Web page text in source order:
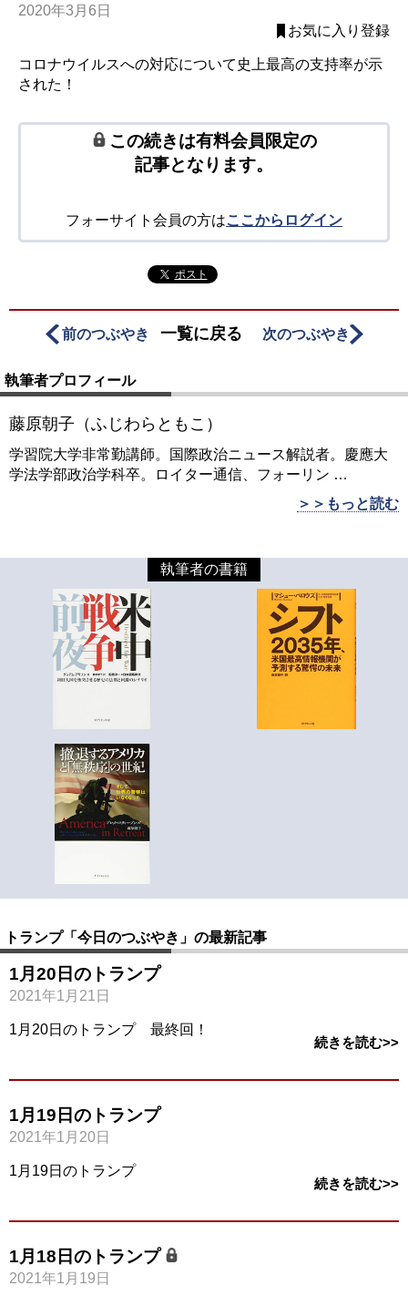
2020年3月6日
お気に入り登録
コロナウイルスへの対応について史上最高の支持率が示
された！
この続きは有料会員限定の
記事となります。
フォーサイト会員の方はここからログイン
ポスト
前のつぶやき 一覧に戻る 次のつぶやき
執筆者プロフィール
藤原朝子（ふじわらともこ）
学習院大学非常勤講師。国際政治ニュース解説者。慶應大
学法学部政治学科卒。ロイター通信、フォーリン …
＞＞もっと読む
執筆者の書籍
トランプ「今日のつぶやき」の最新記事
1月20日のトランプ
2021年1月21日
1月20日のトランプ 最終回！
続きを読む>>
1月19日のトランプ
2021年1月20日
1月19日のトランプ
続きを読む>>
1月18日のトランプ
2021年1月19日